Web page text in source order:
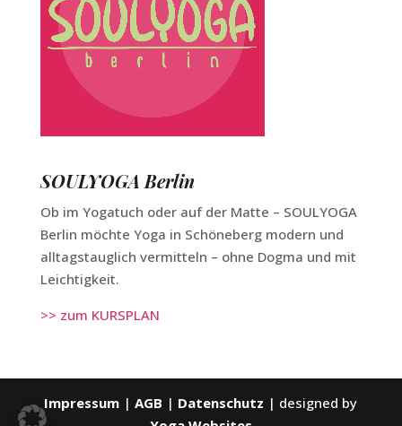
SOULYOGA Berlin
Ob im Yogatuch oder auf der Matte – SOULYOGA
Berlin möchte Yoga in Schöneberg modern und
alltagstauglich vermitteln – ohne Dogma und mit
Leichtigkeit.
>> zum KURSPLAN
Impressum |AGB | Datenschutz | designed by